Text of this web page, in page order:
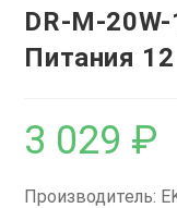
DR-M-
Питания
3 029 ₽
Производитель: